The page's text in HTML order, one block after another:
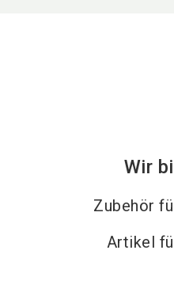
Wir
Zubehör
Artikel